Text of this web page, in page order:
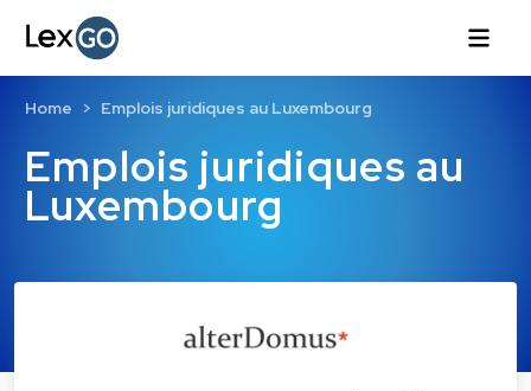
Emplois juridiques au
Luxembourg
Home Emplois juridiques au Luxembourg